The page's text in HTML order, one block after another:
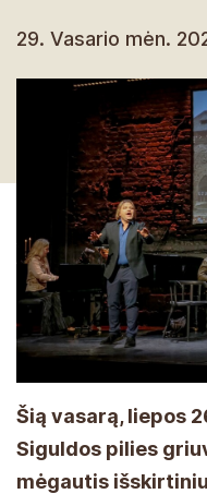
29. Vasario mėn.
Šią vasarą, liepos
Siguldos pilies
mėgautis